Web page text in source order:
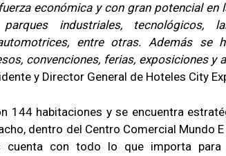
económica y con gran potencial en
industriales, tecnológicos,
entre otras. Además se
convenciones, ferias, exposiciones y
y Director General de Hoteles City
144 habitaciones y se encuentra
dentro del Centro Comercial Mundo
cuenta con todo lo que importa para